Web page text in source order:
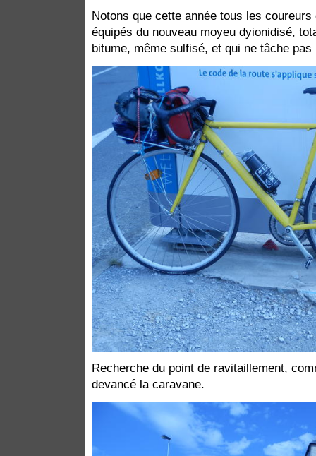
Notons que cette année tous les coureurs
équipés du nouveau moyeu dyionidisé,
bitume, même sulfisé, et qui ne tâche
Recherche du point de ravitaillement,
devancé la caravane.